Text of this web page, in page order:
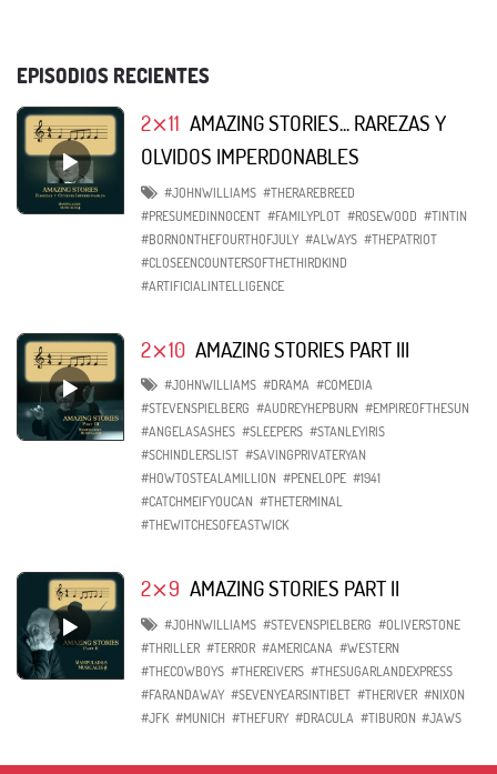
EPISODIOS RECIENTES
2⨯11 AMAZING STORIES... RAREZAS Y
OLVIDOS IMPERDONABLES
#JOHNWILLIAMS #THERAREBREED
#PRESUMEDINNOCENT #FAMILYPLOT #ROSEWOOD #TINTIN
#BORNONTHEFOURTHOFJULY #ALWAYS #THEPATRIOT
#CLOSEENCOUNTERSOFTHETHIRDKIND
#ARTIFICIALINTELLIGENCE
2⨯10 AMAZING STORIES PART III
#JOHNWILLIAMS #DRAMA #COMEDIA
#STEVENSPIELBERG #AUDREYHEPBURN #EMPIREOFTHESUN
#ANGELASASHES #SLEEPERS #STANLEYIRIS
#SCHINDLERSLIST #SAVINGPRIVATERYAN
#HOWTOSTEALAMILLION #PENELOPE #1941
#CATCHMEIFYOUCAN #THETERMINAL
#THEWITCHESOFEASTWICK
2⨯9 AMAZING STORIES PART II
#JOHNWILLIAMS #STEVENSPIELBERG #OLIVERSTONE
#THRILLER #TERROR #AMERICANA #WESTERN
#THECOWBOYS #THEREIVERS #THESUGARLANDEXPRESS
#FARANDAWAY #SEVENYEARSINTIBET #THERIVER #NIXON
#JFK #MUNICH #THEFURY #DRACULA #TIBURON #JAWS